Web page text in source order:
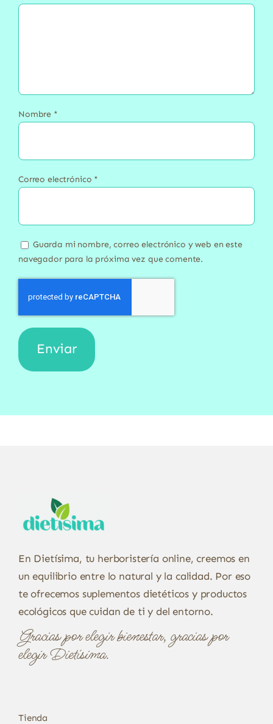
Nombre *
Correo electrónico *
Guarda mi nombre, correo electrónico y web en este
navegador para la próxima vez que comente.
En Dietísima, tu herboristería online, creemos en
un equilibrio entre lo natural y la calidad. Por eso
te ofrecemos suplementos dietéticos y productos
ecológicos que cuidan de ti y del entorno.
Gracias por elegir bienestar, gracias por
elegir Dietísima.
Tienda